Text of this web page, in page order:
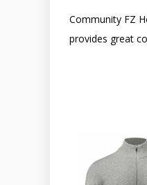
Community FZ
provides great